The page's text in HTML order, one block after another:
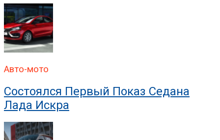
Авто-мото
Состоялся Первый Показ Седана
Лада Искра